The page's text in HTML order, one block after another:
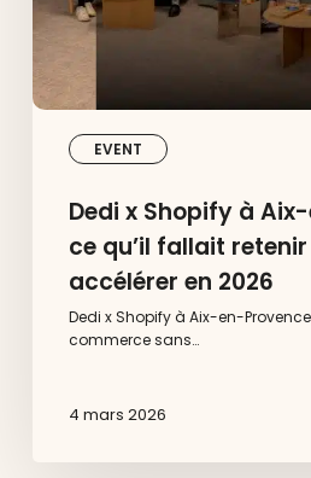
EVENT
qu’il
fallait
pour
accélérer
2026
Dedi x Shopify à
ce qu’il fallait
accélérer en 2026
Dedi x Shopify à Aix-en-
commerce sans…
4 mars 2026